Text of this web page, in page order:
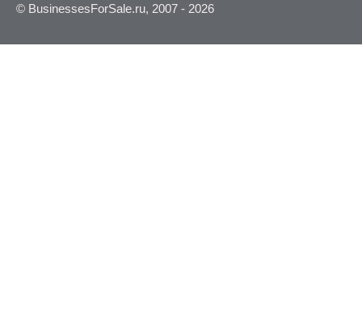
© BusinessesForSale.ru, 2007 - 2026